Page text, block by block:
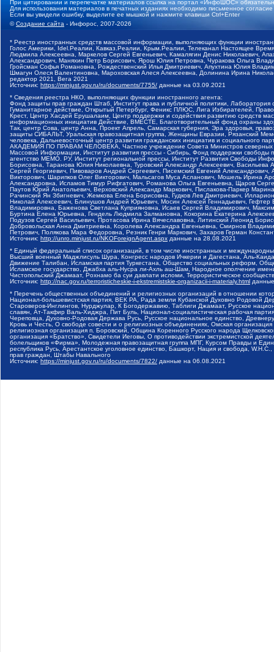
При цитировании и перепечатке материалов ссылка на портал «ИнфоШОС»
Для использования материалов в печатных изданиях необходимо письменное
Если вы увидели ошибку, выделите ее мышкой и нажмите клавиши Ctrl+Enter
©Создание сайта - Инфорос, 2007-2026
* Реестр иностранных средств массовой информации, выполняющих функции
Голос Америки, Idel.Реалии, Кавказ.Реалии, Крым.Реалии, Телеканал Настоящее
Людмила Алексеевна, Маркелов Сергей Евгеньевич, Камалягин Денис Николаевич,
Александрович, Маняхин Петр Борисович, Ярош Юлия Петровна, Чуракова Ольга
Гройсман Софья Романовна, Рождественский Илья Дмитриевич, Апухтина Юлия
Шмагун Олеся Валентиновна, Мароховская Алеся Алексеевна, Долинина Ирина
редактор 2021, Вега 2021
Источник: https://minjust.gov.ru/ru/documents/7755/ данные на 03.09.2021
* Сведения реестра НКО, выполняющих функции иностранного агента:
Фонд защиты прав граждан Штаб, Институт права и публичной политики,
Гуманитарное действие, Открытый Петербург, Феникс ПЛЮС, Лига Избирателей,
Крест, Центр Хасдей Ерушалаим, Центр поддержки и содействия развитию средств
информационных инициатив Действие, ВМЕСТЕ, Благотворительный фонд охраны
Так, центр Сова, центр Анна, Проект Апрель, Самарская губерния, Эра здоровья,
защиты СИБАЛЬТ, Уральская правозащитная группа, Женщины Евразии, Рязанский
человека, Дальневосточный центр развития гражданских инициатив и социального
АКАДЕМИЯ ПО ПРАВАМ ЧЕЛОВЕКА, Частное учреждение Совета Министров северных
Массовой Информации, Институт развития прессы - Сибирь, Фонд поддержки
агентство МЕМО. РУ, Институт региональной прессы, Институт Развития Свободы
Борисовна, Таранова Юлия Николаевна, Туровский Александр Алексеевич,
Сергей Георгиевич, Пивоваров Андрей Сергеевич, Писемский Евгений
Викторович, Шарипков Олег Викторович, Мальсагов Муса Асланович, Мошель Ирина
Александровна, Исламов Тимур Рифгатович, Романова Ольга Евгеньевна, Щаров
Паутов Юрий Анатольевич, Верховский Александр Маркович, Пислакова-Паркер
Рачинский Ян Збигневич, Жемкова Елена Борисовна, Гудков Лев Дмитриевич,
Николай Алексеевич, Блинушов Андрей Юрьевич, Мосин Алексей Геннадьевич,
Владимировна, Баженова Светлана Куприяновна, Исаев Сергей Владимирович,
Буртина Елена Юрьевна, Гендель Людмила Залмановна, Кокорина Екатерина
Подузов Сергей Васильевич, Протасова Ирина Вячеславовна, Литинский Леонид
Добровольская Анна Дмитриевна, Королева Александра Евгеньевна, Смирнов
Петрович, Полякова Мара Федоровна, Резник Генри Маркович, Захаров Герман
Источник: http://unro.minjust.ru/NKOForeignAgent.aspx данные на 28.08.2021
* Единый федеральный список организаций, в том числе иностранных и
Высший военный Маджлисуль Шура, Конгресс народов Ичкерии и Дагестана, Аль-
Движение Талибан, Исламская партия Туркестана, Общество социальных реформ,
Исламское государство, Джабха аль-Нусра ли-Ахль аш-Шам, Народное ополчение
Чистопольский Джамаат, Рохнамо ба суи давлати исломи, Террористическое
Источник: http://nac.gov.ru/terroristicheskie-i-ekstremistskie-organizacii-i-materialy.html
* Перечень общественных объединений и религиозных организаций в отношении
Национал-большевистская партия, ВЕК РА, Рада земли Кубанской Духовно Родовой
Староверов-Инглингов, Нурджулар, К Богодержавию, Таблиги Джамаат, Русское
славян, Ат-Такфир Валь-Хиджра, Пит Буль, Национал-социалистическая рабочая
Череповца, Духовно-Родовая Держава Русь, Русское национальное единство,
Кровь и Честь, О свободе совести и о религиозных объединениях, Омская
религиозная организация п. Боровский, Община Коренного Русского народа
организация «Братство», Свидетели Иеговы, О противодействии экстремистской
болельщиков «Фирма», Молодежная правозащитная группа МПГ, Курсом Правды и
республика Русь, Арестантское уголовное единство, Башкорт, Нация и свобода,
прав граждан, Штабы Навального
Источник: https://minjust.gov.ru/ru/documents/7822/ данные на 06.08.2021